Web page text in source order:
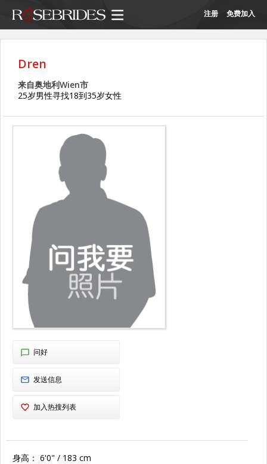
注册 免费加入
Dren
来自奥地利Wien市
25岁男性寻找18到35岁女性
问好
发送信息
加入热搜列表
身高： 6'0" / 183 cm